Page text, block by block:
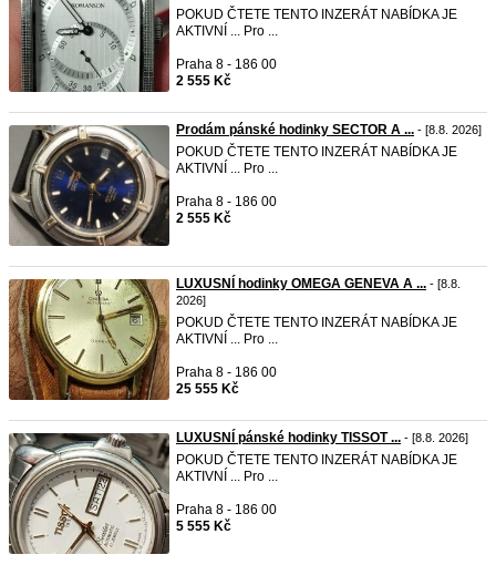
POKUD ČTETE TENTO INZERÁT NABÍDKA JE
AKTIVNÍ ... Pro ...
Praha 8 - 186 00
2 555 Kč
Prodám pánské hodinky SECTOR A ... - [8.8. 2026]
POKUD ČTETE TENTO INZERÁT NABÍDKA JE
AKTIVNÍ ... Pro ...
Praha 8 - 186 00
2 555 Kč
LUXUSNÍ hodinky OMEGA GENEVA A ... - [8.8.
2026]
POKUD ČTETE TENTO INZERÁT NABÍDKA JE
AKTIVNÍ ... Pro ...
Praha 8 - 186 00
25 555 Kč
LUXUSNÍ pánské hodinky TISSOT ... - [8.8. 2026]
POKUD ČTETE TENTO INZERÁT NABÍDKA JE
AKTIVNÍ ... Pro ...
Praha 8 - 186 00
5 555 Kč